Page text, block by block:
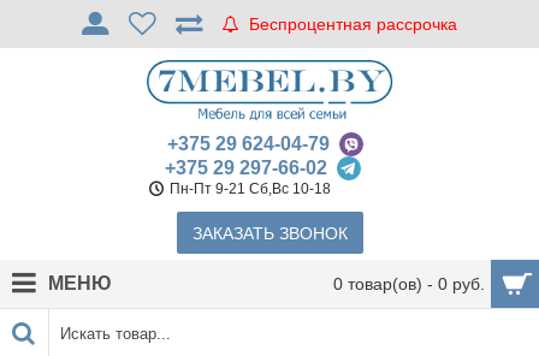
Беспроцентная рассрочка
+375 29 624-04-79
+375 29 297-66-02
Пн-Пт 9-21 Сб,Вс 10-18
ЗАКАЗАТЬ ЗВОНОК
0 товар(ов) - 0 руб.
МЕНЮ